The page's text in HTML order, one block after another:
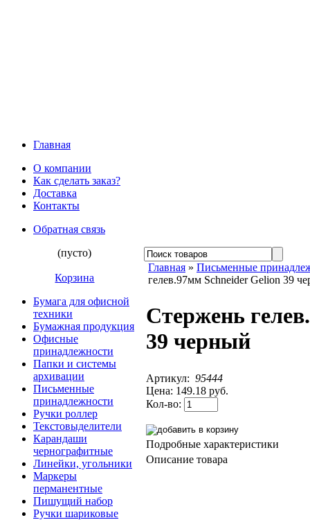
Главная
О компании
Как сделать заказ?
Доставка
Контакты
Обратная связь
(пусто)
Корзина
Бумага для офисной
техники
Бумажная продукция
Офисные
принадлежности
Папки и системы
архивации
Письменные
принадлежности
Ручки роллер
Текстовыделители
Карандаши
чернографитные
Линейки, угольники
Маркеры
перманентные
Пишущий набор
Ручки шариковые
Главная » Письменные
гелев.97мм Schneider Gelion 39
Стержень
39 черный
Артикул: 95444
Цена: 149.18 руб.
Кол-во:
Подробные характеристики
Описание товара